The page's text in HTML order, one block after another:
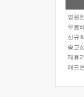
영원
무료
신규
중고
제휴
애드